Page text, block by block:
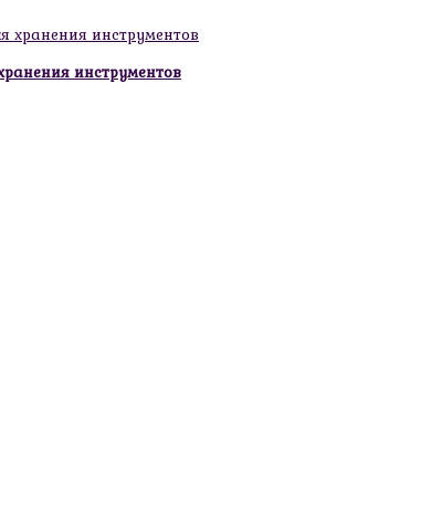
инструментов